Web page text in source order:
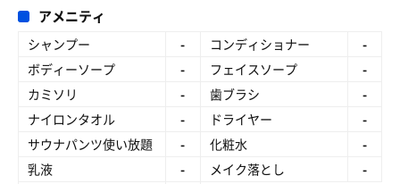
アメニティ
シャンプー - コンディショナー
-
ボディーソープ
- フェイスソープ
-
カミソリ
- 歯ブラシ
-
ナイロンタオル
- ドライヤー
-
サウナパンツ使い放題
- 化粧水
-
乳液
- メイク落とし
-